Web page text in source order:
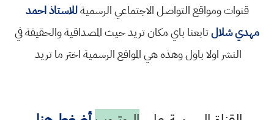
قنوات ومواقع التواصل الاجتماعي الرسميةللاستاذ احمد
مهدي شلالتابعنا باي مكان تريد حيث المصداقية والحقيقة في
النشر اولا باول وهذه هي المواقع الرسمية اختر ما تريد